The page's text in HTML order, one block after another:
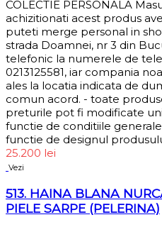
COLECTIE PERSONALA
achizitionati acest produs
puteti merge personal in
strada Doamnei, nr 3 din
telefonic la numerele de
0213125581, iar compania
ales la locatia indicata de
comun acord. - toate
preturile pot fi modificate
functie de conditiile
functie de designul
25.200 lei
Vezi
513. HAINA BLANA
PIELE SARPE (PELERINA)